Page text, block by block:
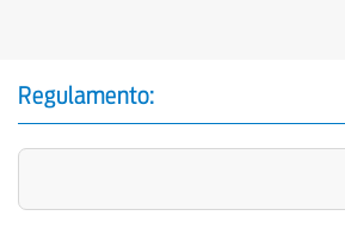
Regulamento: